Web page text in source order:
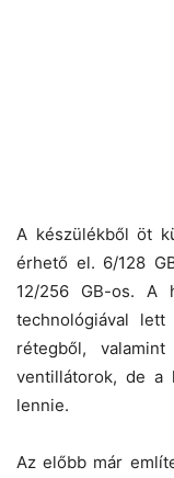
A készülékből öt
érhető el. 6/128
12/256 GB-os. A
technológiával
rétegből,
ventillátorok, de a
lennie.
Az előbb már